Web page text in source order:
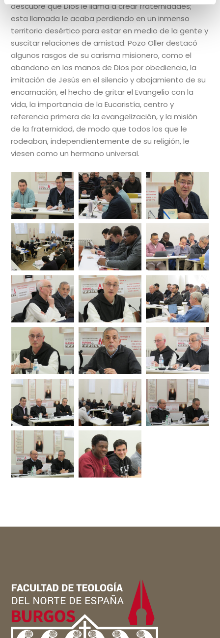
descubre que Dios le llama a crear fraternidades;
esta llamada le acaba perdiendo en un inmenso
territorio desértico para estar en medio de la gente y
suscitar relaciones de amistad. Pozo Oller destacó
algunos rasgos de su carisma misionero, como el
abandono en las manos de Dios por obediencia, la
imitación de Jesús en el silencio y abajamiento de su
encarnación, el hecho de gritar el Evangelio con la
vida, la importancia de la Eucaristía, centro y
referencia primera de la evangelización, y la misión
de la fraternidad, de modo que todos los que le
rodeaban, independientemente de su religión, le
viesen como un hermano universal.